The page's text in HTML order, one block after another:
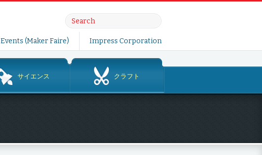
Events (Maker Faire) Impress Corporation
サイエンス クラフト